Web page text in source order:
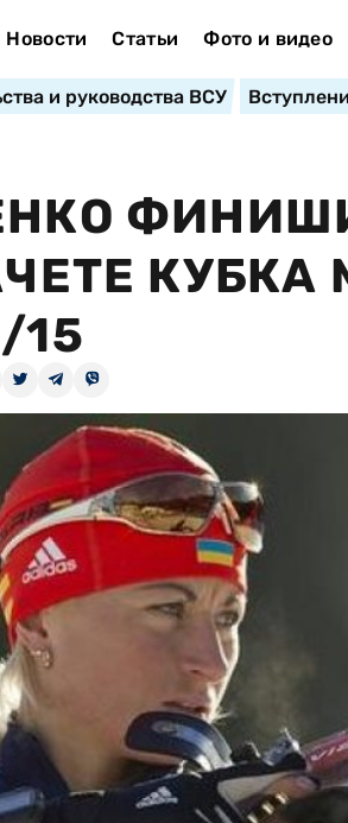
Новости Статьи Фото и видео
и руководства ВСУ
КУБКА
15